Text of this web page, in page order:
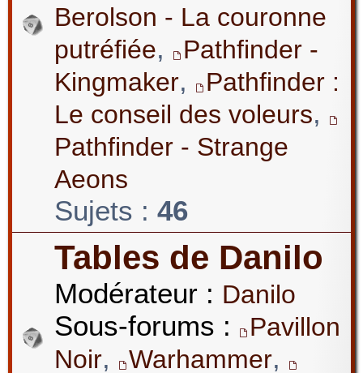
Berolson - La couronne
putréfiée,
Pathfinder -
Kingmaker,
Pathfinder :
Le conseil des voleurs,
Pathfinder - Strange
Aeons
Sujets : 46
Tables de Danilo
Modérateur : Danilo
Sous-forums :
Pavillon
Noir, Warhammer,